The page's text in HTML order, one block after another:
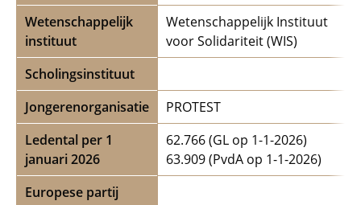
Wetenschappelijk
instituut
Wetenschappelijk Instituut
voor Solidariteit (WIS)
Scholingsinstituut
Jongerenorganisatie
PROTEST
Ledental per 1
januari 2026
62.766 (GL op 1-1-2026)
63.909 (PvdA op 1-1-2026)
Europese partij